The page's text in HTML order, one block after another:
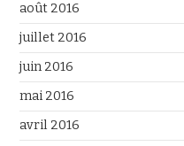
août 2016
juillet 2016
juin 2016
mai 2016
avril 2016